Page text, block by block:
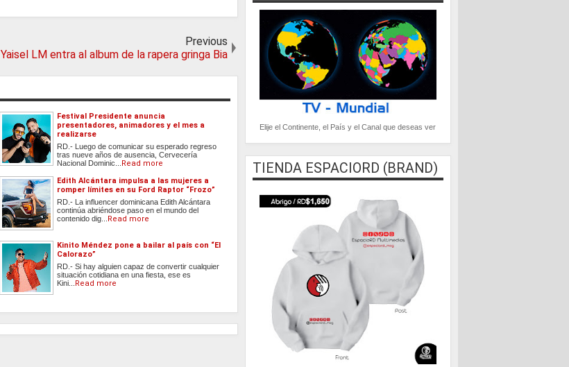
Previous
Yaisel LM entra al album de la rapera gringa Bia
Festival Presidente anuncia
presentadores, animadores y el mes a
realizarse
RD.- Luego de comunicar su esperado regreso
tras nueve años de ausencia, Cervecería
Nacional Dominic... Read more
Edith Alcántara impulsa a las mujeres a
romper límites en su Ford Raptor “Frozo”
RD.- La influencer dominicana Edith Alcántara
continúa abriéndose paso en el mundo del
contenido dig... Read more
Kinito Méndez pone a bailar al país con “El
Calorazo”
RD.- Si hay alguien capaz de convertir cualquier
situación cotidiana en una fiesta, ese es
Kini... Read more
Elije el Continente, el País y el Canal que deseas ver
TIENDA ESPACIORD (BRAND)